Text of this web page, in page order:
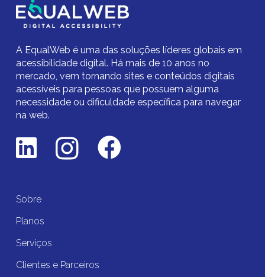
A EqualWeb é uma das soluções líderes globais em
acessibilidade digital. Há mais de 10 anos no
mercado, vem tornando sites e conteúdos digitais
acessíveis para pessoas que possuem alguma
necessidade ou dificuldade específica para navegar
na web.
Sobre
Planos
Serviços
Clientes e Parceiros